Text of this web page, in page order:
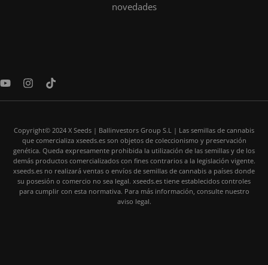
novedades
Y
u
I
s
g
r
a
m
T
k
o
k
Copyright© 2024 X Seeds | Ballinvestors Group S.L | Las semillas de cannabis
que comercializa xseeds.es son objetos de coleccionismo y preservación
genética. Queda expresamente prohibida la utilización de las semillas y de los
demás productos comercializados con fines contrarios a la legislación vigente.
xseeds.es no realizará ventas o envíos de semillas de cannabis a países donde
su posesión o comercio no sea legal. xseeds.es tiene establecidos controles
para cumplir con esta normativa. Para más información, consulte nuestro
aviso legal.